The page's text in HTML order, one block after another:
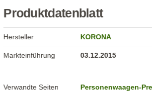
Produktdatenblatt
Hersteller KORONA
Markteinführung 03.12.2015
Verwandte Seiten Personenwaagen-